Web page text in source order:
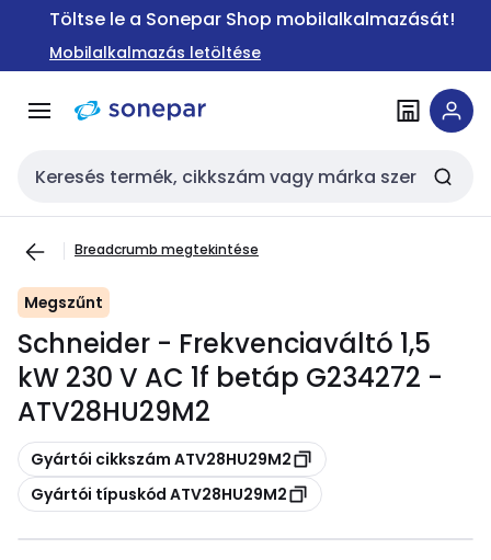
Ugrás a
Ugrás a
tartalomra
Töltse le a Sonepar Shop mobilalkalmazását!
Mobilalkalmazás letöltése
Keresési bemenet
Breadcrumb megtekintése
Megszűnt
Schneider - Frekvenciaváltó 1,5
kW 230 V AC 1f betáp G234272 -
ATV28HU29M2
Másolás
Gyártói cikkszám ATV28HU29M2
Másolás
Gyártói típuskód ATV28HU29M2